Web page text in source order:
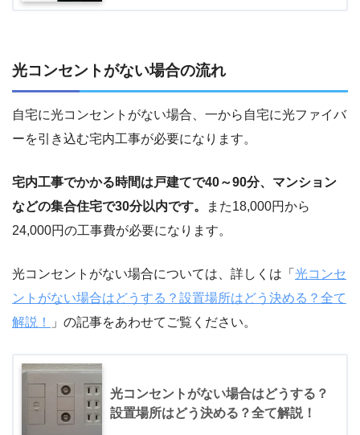
光コンセントがない場合の流れ
自宅に光コンセントがない場合、一から自宅に光ファイバ
ーを引き込む宅内工事が必要になります。
宅内工事でかかる時間は戸建てで40～90分、マンション
などの集合住宅で30分以内です。
また18,000円から
24,000円の工事費が必要になります。
光コンセントがない場合については、詳しくは「 光コンセ
ントがない場合はどうする？設置場所はどう決める？全て
解説！
」の記事をあわせてご覧ください。
光コンセントがない場合はどうする？
設置場所はどう決める？全て解説！